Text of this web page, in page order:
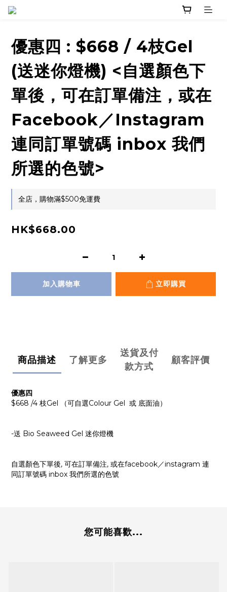
優惠四 : $668 / 4枝Gel
(送迷你燈機) <自選顏色下
單後，可在訂單備注，或在
Facebook／Instagram
連同訂單號碼 inbox 我們
所選的色號>
全店，購物滿$500免運費
HK$668.00
加入購物車 立即購買
商品描述 了解更多
送貨及付
款方式
顧客評價
優惠四
$668 /4 枝Gel （可自選Colour Gel 或 底面油）
-送 Bio Seaweed Gel 迷你燈機
自選顏色下單後, 可在訂單備注, 或在facebook／instagram 連
同訂單號碼 inbox 我們所選的色號
您可能喜歡...